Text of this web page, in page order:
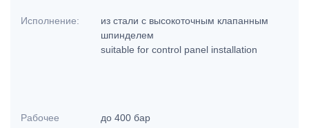
Исполнение:
из стали с высокоточным клапанным
шпинделем
suitable for control panel installation
Рабочее
до 400 бар